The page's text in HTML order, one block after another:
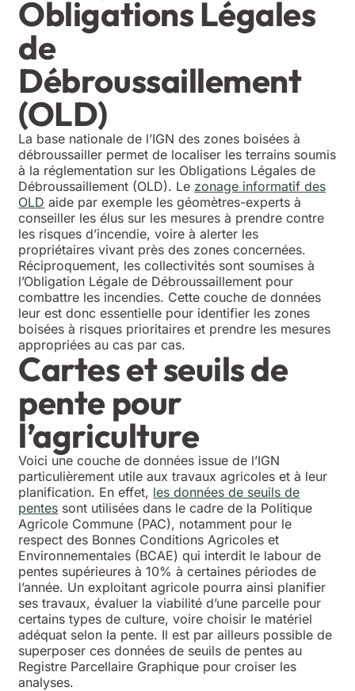
Obligations Légales
de
Débroussaillement
(OLD)
La base nationale de l’IGN des zones boisées à
débroussailler permet de localiser les terrains soumis
à la réglementation sur les Obligations Légales de
Débroussaillement (OLD). Le zonage informatif des
OLD aide par exemple les géomètres-experts à
conseiller les élus sur les mesures à prendre contre
les risques d’incendie, voire à alerter les
propriétaires vivant près des zones concernées.
Réciproquement, les collectivités sont soumises à
l’Obligation Légale de Débroussaillement pour
combattre les incendies. Cette couche de données
leur est donc essentielle pour identifier les zones
boisées à risques prioritaires et prendre les mesures
appropriées au cas par cas.
Cartes et seuils de
pente pour
l’agriculture
Voici une couche de données issue de l’IGN
particulièrement utile aux travaux agricoles et à leur
planification. En effet, les données de seuils de
pentes sont utilisées dans le cadre de la Politique
Agricole Commune (PAC), notamment pour le
respect des Bonnes Conditions Agricoles et
Environnementales (BCAE) qui interdit le labour de
pentes supérieures à 10% à certaines périodes de
l’année. Un exploitant agricole pourra ainsi planifier
ses travaux, évaluer la viabilité d’une parcelle pour
certains types de culture, voire choisir le matériel
adéquat selon la pente. Il est par ailleurs possible de
superposer ces données de seuils de pentes au
Registre Parcellaire Graphique pour croiser les
analyses.